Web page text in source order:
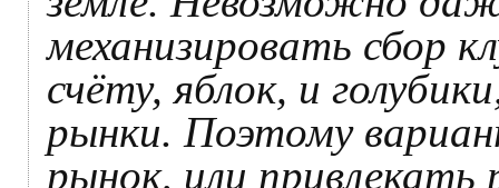
механизировать сбор
счёту, яблок, и
рынки. Поэтому
рынок, или привлекать